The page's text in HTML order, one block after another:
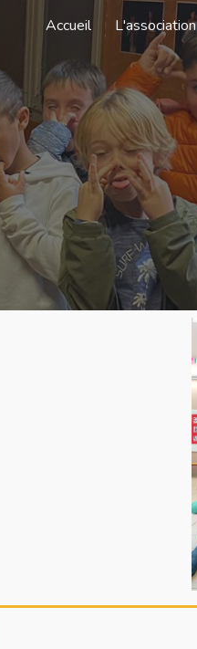
Skip to navigation
Accueil L'association